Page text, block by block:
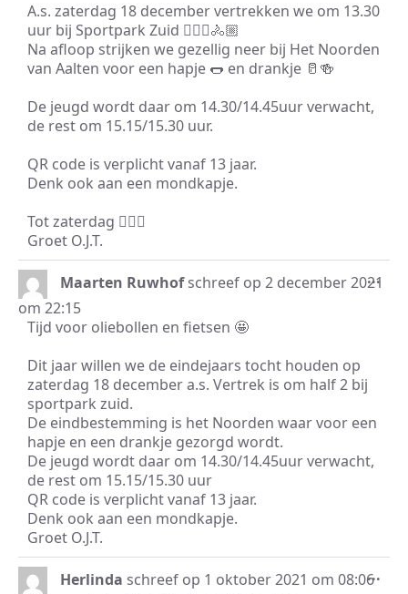
A.s. zaterdag 18 december vertrekken we om 13.30
uur bij Sportpark Zuid 🚴🏼‍♀️🚴🏼
Na afloop strijken we gezellig neer bij Het Noorden
van Aalten voor een hapje 🌭 en drankje 🥛🍻
De jeugd wordt daar om 14.30/14.45uur verwacht,
de rest om 15.15/15.30 uur.
QR code is verplicht vanaf 13 jaar.
Denk ook aan een mondkapje.
Tot zaterdag 🙋🏻‍♂️
Groet O.J.T.
Maarten Ruwhofschreef op 2 december 2021
om 22:15
Tijd voor oliebollen en fietsen 🤩
Dit jaar willen we de eindejaars tocht houden op
zaterdag 18 december a.s. Vertrek is om half 2 bij
sportpark zuid.
De eindbestemming is het Noorden waar voor een
hapje en een drankje gezorgd wordt.
De jeugd wordt daar om 14.30/14.45uur verwacht,
de rest om 15.15/15.30 uur
QR code is verplicht vanaf 13 jaar.
Denk ook aan een mondkapje.
Groet O.J.T.
...
Herlinda schreef op 1 oktober 2021 om 08:06...